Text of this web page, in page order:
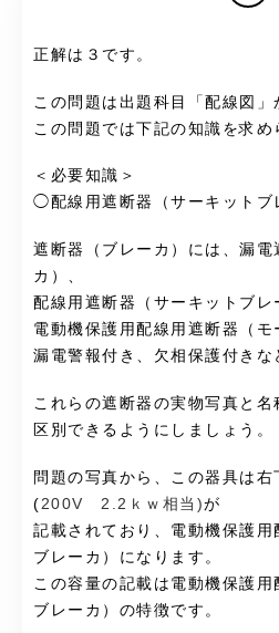
正解は３です。
この問題は出題科目「配線図」
この問題では下記の知識を求め
＜必要知識＞
◯配線用遮断器（サーキットブ
遮断器（ブレーカ）には、漏電
カ）、
配線用遮断器（サーキットブレ
電動機保護用配線用遮断器（モ
漏電警報付き、欠相保護付きな
これらの遮断器の実物写真と名
区別できるようにしましょう。
問題の写真から、この器具は
(200V 2.2ｋｗ相当)が
記載されており、電動機保護用
ブレーカ）になります。
この容量の記載は電動機保護
ブレーカ）の特徴です。